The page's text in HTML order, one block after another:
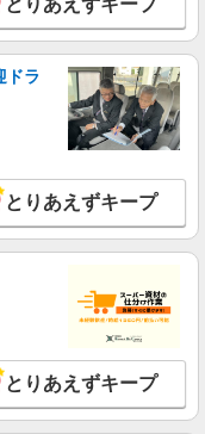
1
詳細を見る
接客・調理・清掃な
翌5:00：時給1,475円 ※
手当（5:00〜9:00）時給
新城107-7
とりあえずキープ
ドラ
とりあえずキープ
とりあえずキープ